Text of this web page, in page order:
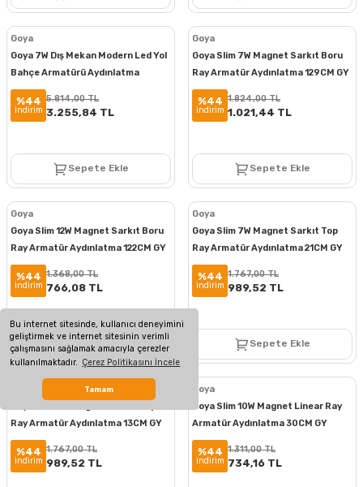
Bu internet sitesinde, kullanıcı deneyimini
geliştirmek ve internet sitesinin verimli
çalışmasını sağlamak amacıyla çerezler
kullanılmaktadır. Çerez Politikasını İncele
Tamam
Goya
Goya 7W Dış Mekan Modern Led Yol
Bahçe Armatürü Aydınlatma
Bollard Aydınlatma GY 6264
%44
indirim
5.814,00 TL
3.255,84 TL
Sepete Ekle
Goya
Goya Slim 7W Magnet Sarkıt Boru
Ray Armatür Aydınlatma 129CM GY
2078-7
%44
indirim
1.824,00 TL
1.021,44 TL
Sepete Ekle
Goya
Goya Slim 12W Magnet Sarkıt Boru
Ray Armatür Aydınlatma 122CM GY
2074-12
%44
indirim
1.368,00 TL
766,08 TL
Sepete Ekle
Goya
Goya Slim 7W Magnet Sarkıt Top
Ray Armatür Aydınlatma 21CM GY
2076-7
%44
indirim
1.767,00 TL
989,52 TL
Sepete Ekle
Ray Armatür Aydınlatma 13CM GY
2079-7
%44
indirim
1.767,00 TL
989,52 TL
Goya
Goya Slim 10W Magnet Linear Ray
Armatür Aydınlatma 30CM GY
2077-10
%44
indirim
1.311,00 TL
734,16 TL